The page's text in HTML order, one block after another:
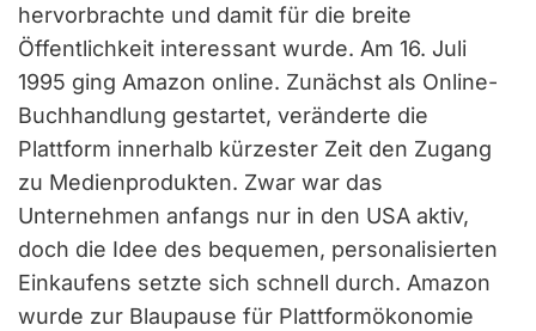
hervorbrachte und damit für die breite
Öffentlichkeit interessant wurde. Am 16. Juli
1995 ging Amazon online. Zunächst als Online-
Buchhandlung gestartet, veränderte die
Plattform innerhalb kürzester Zeit den Zugang
zu Medienprodukten. Zwar war das
Unternehmen anfangs nur in den USA aktiv,
doch die Idee des bequemen, personalisierten
Einkaufens setzte sich schnell durch. Amazon
wurde zur Blaupause für Plattformökonomie